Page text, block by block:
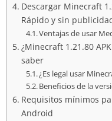
Descargar Minecraft
Rápido y sin
Ventajas de usar
¿Minecraft 1.21.80
saber
¿Es legal usar
Beneficios de la
Requisitos mínimos
Android